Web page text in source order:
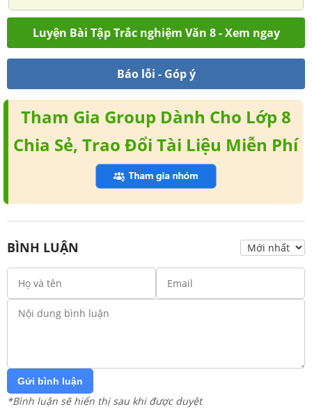
Luyện Bài Tập Trắc nghiệm Văn 8 - Xem ngay
Báo lỗi - Góp ý
Tham Gia Group Dành Cho Lớp 8
Chia Sẻ, Trao Đổi Tài Liệu Miễn Phí
BÌNH LUẬN
Gửi bình luận
*Bình luận sẽ hiển thị sau khi được duyệt